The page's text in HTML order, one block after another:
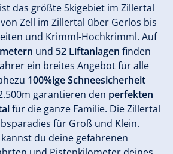
das größte Skigebiet im Zillertal
Zell im Zillertal über Gerlos bis
und Krimml-Hochkrimml. Auf
und 52 Liftanlagen finden
ein breites Angebot für alle
100%ige Schneesicherheit
garantieren den perfekten
für die ganze Familie. Die Zillertal
für Groß und Klein.
kannst du deine gefahrenen